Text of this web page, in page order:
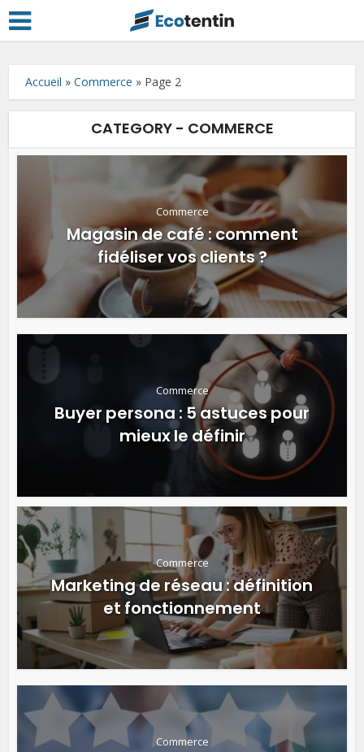
Accueil »Commerce » Page 2
CATEGORY - COMMERCE
Commerce
Magasin de café : comment
fidéliser vos clients ?
Commerce
Buyer persona : 5 astuces pour
mieux le définir
Commerce
Marketing de réseau : définition
et fonctionnement
Commerce